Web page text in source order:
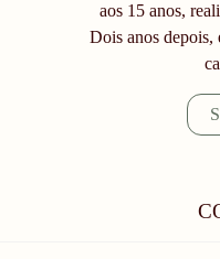
aos 15 anos,
Dois anos